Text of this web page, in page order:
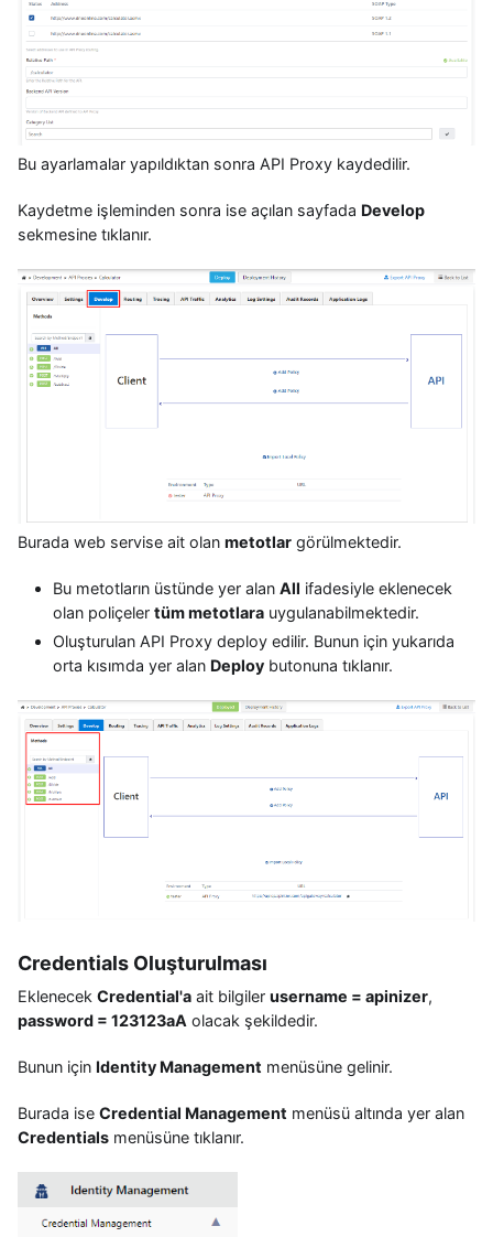
Bu ayarlamalar yapıldıktan sonra API Proxy kaydedilir.
Kaydetme işleminden sonra ise açılan sayfada Develop
sekmesine tıklanır.
Burada web servise ait olan metotlar görülmektedir.
Bu metotların üstünde yer alan All ifadesiyle eklenecek
olan poliçeler tüm metotlara uygulanabilmektedir.
Oluşturulan API Proxy deploy edilir. Bunun için yukarıda
orta kısımda yer alan Deploy butonuna tıklanır.
Credentials Oluşturulması
Eklenecek Credential'a ait bilgiler username = apinizer,
password = 123123aA olacak şekildedir.
Bunun için Identity Management menüsüne gelinir.
Burada ise Credential Management menüsü altında yer alan
Credentials menüsüne tıklanır.